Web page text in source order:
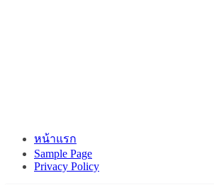
หน้าแรก
Sample Page
Privacy Policy